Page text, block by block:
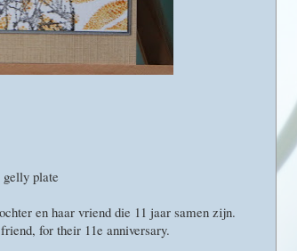
plate
en haar vriend die 11 jaar samen zijn.
for their 11e anniversary.